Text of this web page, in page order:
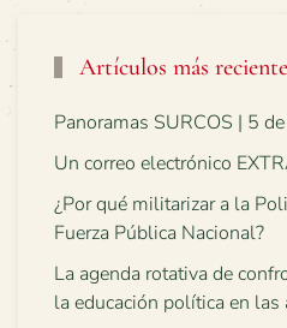
Artículos más
Panoramas SURCOS | 5
Un correo electrónico
¿Por qué militarizar a la
Fuerza Pública Nacional?
La agenda rotativa de
la educación política en las